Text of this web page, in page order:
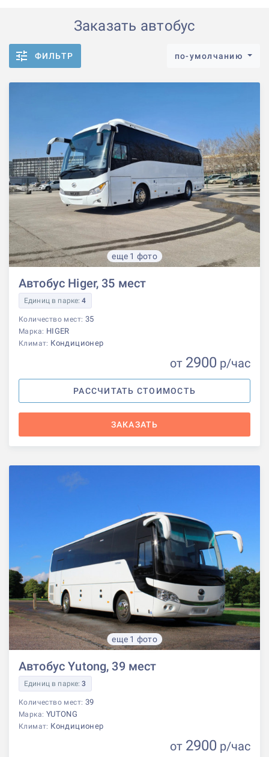
Заказать автобус
ФИЛЬТР по-умолчанию
еще 1 фото
Автобус Higer, 35 мест
Единиц в парке:4
Количество мест: 35
Марка: HIGER
Климат: Кондиционер
от 2900 р/час
РАССЧИТАТЬ СТОИМОСТЬ
ЗАКАЗАТЬ
еще 1 фото
Автобус Yutong, 39 мест
Единиц в парке:3
Количество мест: 39
Марка: YUTONG
Климат: Кондиционер
от 2900 р/час